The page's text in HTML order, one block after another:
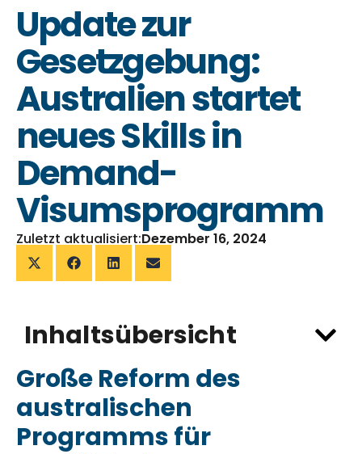
Update zur
Gesetzgebung:
Australien startet
neues Skills in
Demand-
Visumsprogramm
Zuletzt aktualisiert:Dezember 16, 2024
Inhaltsübersicht
Große Reform des
australischen
Programms für